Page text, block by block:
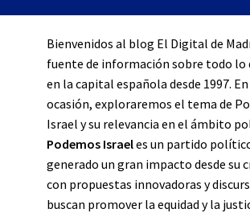
Bienvenidos al blog El Digital de
fuente de información sobre todo lo
en la capital española desde 1997.
ocasión, exploraremos el tema de
Israel y su relevancia en el ámbito
Podemos Israeles un partido
generado un gran impacto desde su
con propuestas innovadoras y
buscan promover la equidad y la